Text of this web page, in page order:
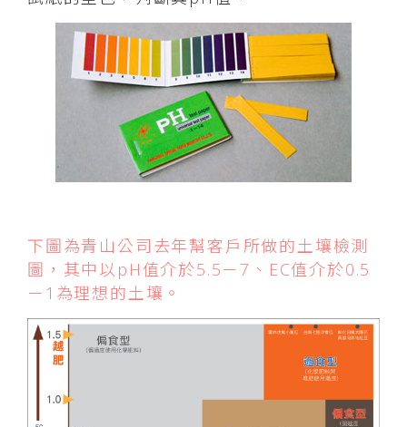
下圖為青山公司去年幫客戶所做的土壤檢測
圖，其中以pH值介於5.5－7、EC值介於0.5
－1為理想的土壤。